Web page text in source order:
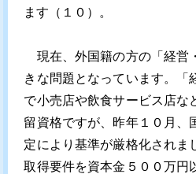
ます（１０）。
現在、外国籍の方の「経営
きな問題となっています。「
で小売店や飲食サービス店な
留資格ですが、昨年１０月、
定により基準が厳格化されま
取得要件を資本金５００万円